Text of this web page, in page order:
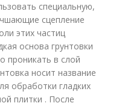
специальную,
сцепление
этих частиц
основа грунтовки
проникать в слой
носит название
обработки гладких
плитки . После